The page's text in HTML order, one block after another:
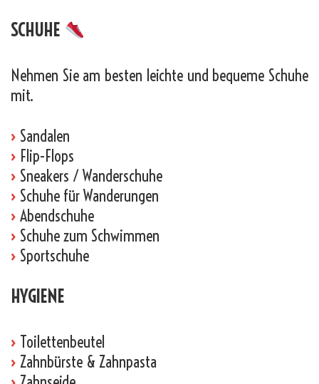
SCHUHE
Nehmen Sie am besten leichte und bequeme Schuhe
mit.
› Sandalen
› Flip-Flops
› Sneakers / Wanderschuhe
› Schuhe für Wanderungen
› Abendschuhe
› Schuhe zum Schwimmen
› Sportschuhe
HYGIENE
› Toilettenbeutel
› Zahnbürste & Zahnpasta